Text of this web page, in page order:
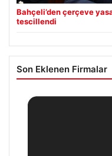
Bahçeli’den çerçeve
tescillendi
Son Eklenen Firmalar